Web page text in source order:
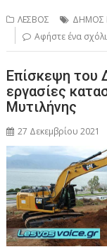
ΛΕΣΒΟΣ ΔΗΜΟΣ
Αφήστε ένα
Επίσκεψη του
εργασίες
Μυτιλήνης
27 Δεκεμβρίου 2021